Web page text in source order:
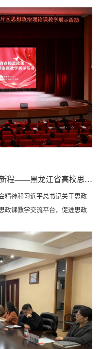
下应用型高校的国际化路径与
》的主旨报告，深入剖析了“一
挑战，...
思政铸魂聚合力 教学相长启新程——黑龙江省高校思政课第八片区首场教学展示活动在齐齐哈尔工程学院成功举办
精神和习近平总书记关于思政
政课教学交流平台，促进思政
教学展示活动在齐齐哈尔工
思政课教指委主任陈文斌，黑
芬出席会议，齐齐哈尔工程学
自片区各高校的思政...